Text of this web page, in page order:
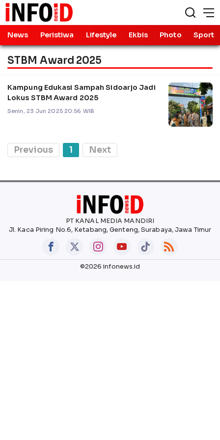
News Peristiwa Lifestyle Ekbis Photo Sport
STBM Award 2025
Kampung Edukasi Sampah Sidoarjo Jadi
Lokus STBM Award 2025
Senin, 23 Jun 2025 20:56 WIB
Previous 1 Next
PT KANAL MEDIA MANDIRI
Jl. Kaca Piring No.6, Ketabang, Genteng, Surabaya, Jawa Timur
©2026 infonews.id